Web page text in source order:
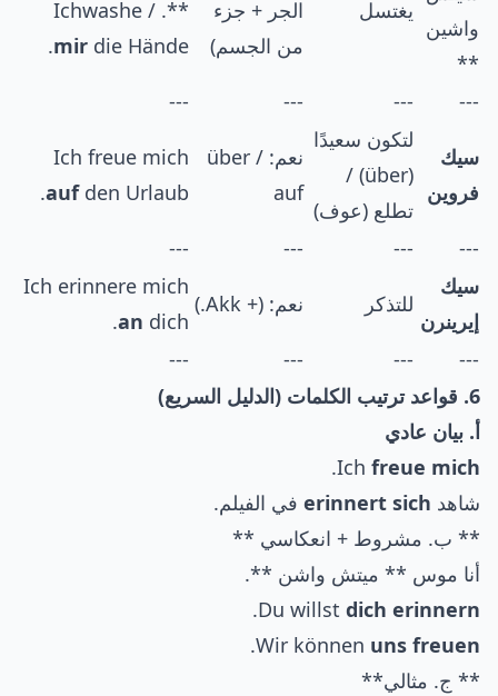
واشين
**
يغتسل
الجر + جزء
من الجسم)
**. / Ichwashe
mir die Hände.
---
---
---
---
سيك
فروين
لتكون سعيدًا
(über) /
تطلع (عوف)
نعم: über /
auf
Ich freue mich
aufden Urlaub.
---
---
---
---
سيك
إيرينرن
للتذكر نعم: (+ Akk.)
Ich erinnere mich
an dich.
---
---
---
---
6. قواعد ترتيب الكلمات (الدليل السريع)
أ. بيان عادي
Ich freue mich
.
شاهد erinnert sich في الفيلم.
** ب. مشروط + انعكاسي **
أنا موس ** ميتش واشن **.
Du willst dich erinnern
.
Wir können uns freuen
.
** ج. مثالي**